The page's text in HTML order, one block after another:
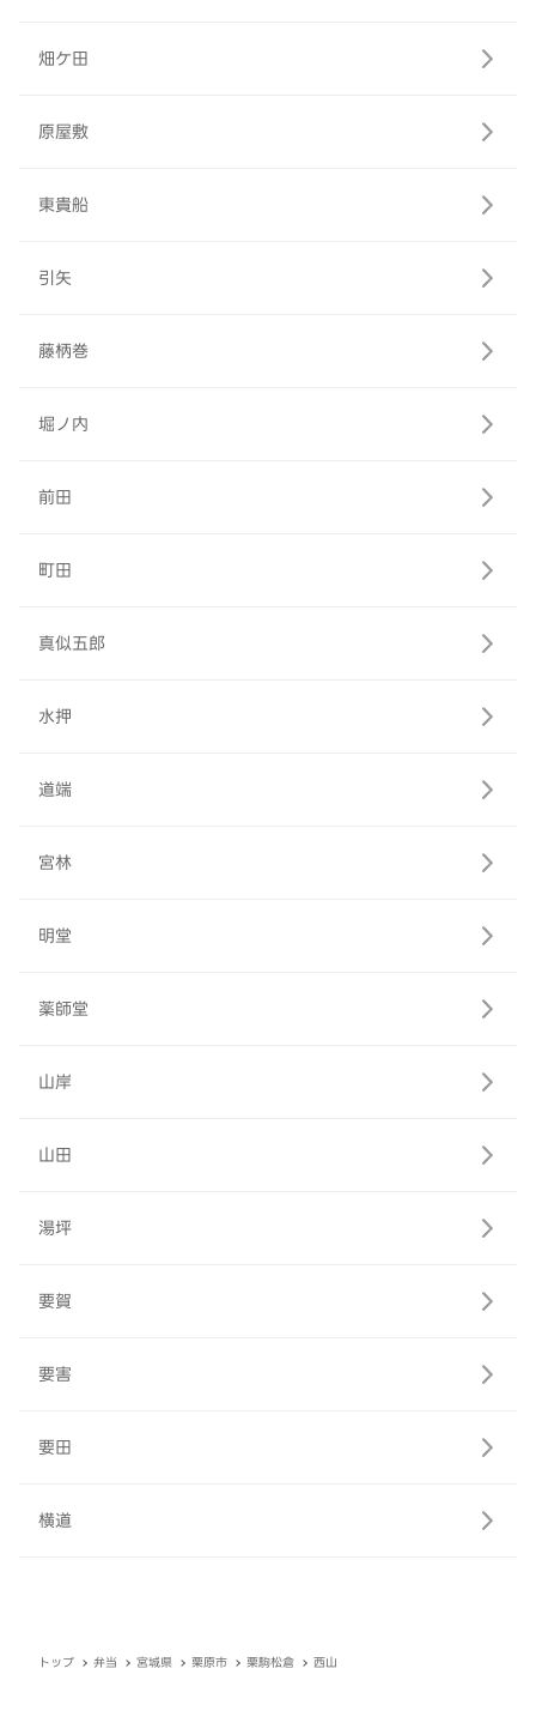
畑ケ田
原屋敷
東貴船
引矢
藤柄巻
堀ノ内
前田
町田
真似五郎
水押
道端
宮林
明堂
薬師堂
山岸
山田
湯坪
要賀
要害
要田
横道
トップ 弁当 宮城県 栗原市 栗駒松倉 西山